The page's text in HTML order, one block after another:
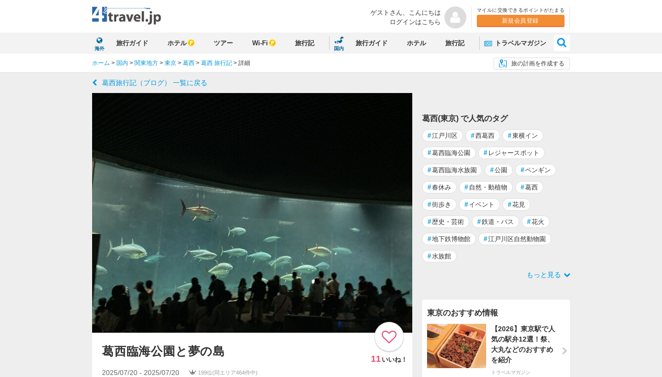
ゲストさん、 こんにちは
ログインはこちら
マイルに交換できるポイントがたまる
新規会員登録
海外
旅行ガイド ホテル ツアー Wi-Fi 旅行記
国内
旅行ガイド ホテル 旅行記 トラベルマガジン
旅の計画を作成する
ホーム > 国内 > 関東地方 > 東京 > 葛西 > 葛西 旅行記 > 詳細
葛西旅行記（ブログ） 一覧に戻る
葛西臨海公園と夢の島
11 いいね！
2025/07/20 - 2025/07/20 199位(同エリア464件中)
葛西(東京) で人気のタグ
#江戸川区 #西葛西 #東横イン
#葛西臨海公園 # レジャースポット
#葛西臨海水族園 #公園 #ペンギン
#春休み # 自然・動植物 #葛西
#街歩き # イベント #花見
# 歴史・芸術 #鉄道・バス #花火
#地下鉄博物館 #江戸川区自然動物園
#水族館
もっと見る
東京のおすすめ情報
【2026】東京駅で人
気の駅弁12選！祭、
大丸などのおすすめ
を紹介
トラベルマガジン